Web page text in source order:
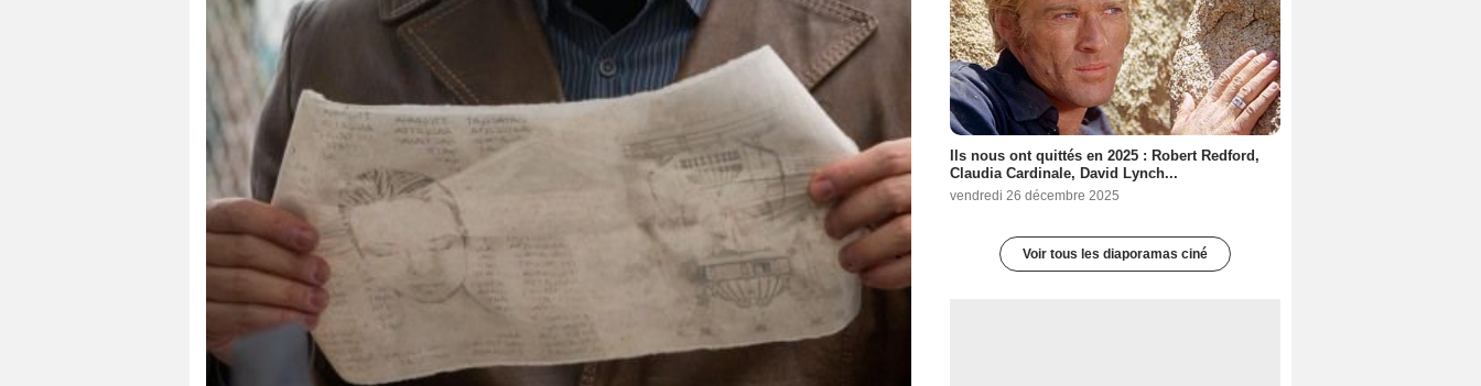
Ils nous ont quittés en 2025 : Robert Redford,
Claudia Cardinale, David Lynch...
vendredi 26 décembre 2025
Voir tous les diaporamas ciné